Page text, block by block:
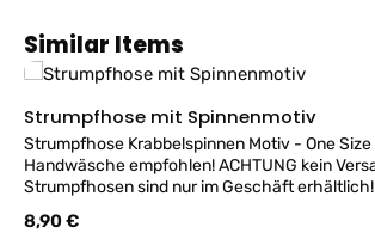
Produktgalerie überspringen
Similar Items
Strumpfhose mit Spinnenmotiv
Strumpfhose Krabbelspinnen Motiv - One Size - Separate
Handwäsche empfohlen! ACHTUNG kein Versand -
Strumpfhosen sind nur im Geschäft erhältlich!
Regulärer Preis:
8,90 €